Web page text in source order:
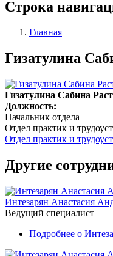
Строка
Главная
Гизатулина
Гизатулина Сабина
Должность:
Начальник отдела
Отдел практик и
Отдел практик и
Другие
Интезарян Анастасия
Ведущий специалист
Подробнее о